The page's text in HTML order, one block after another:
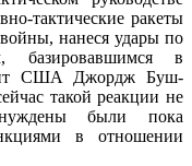
тактические ракеты
нанеся удары по
базировавшимся в
США Джордж Буш-
такой реакции не
были пока
в отношении